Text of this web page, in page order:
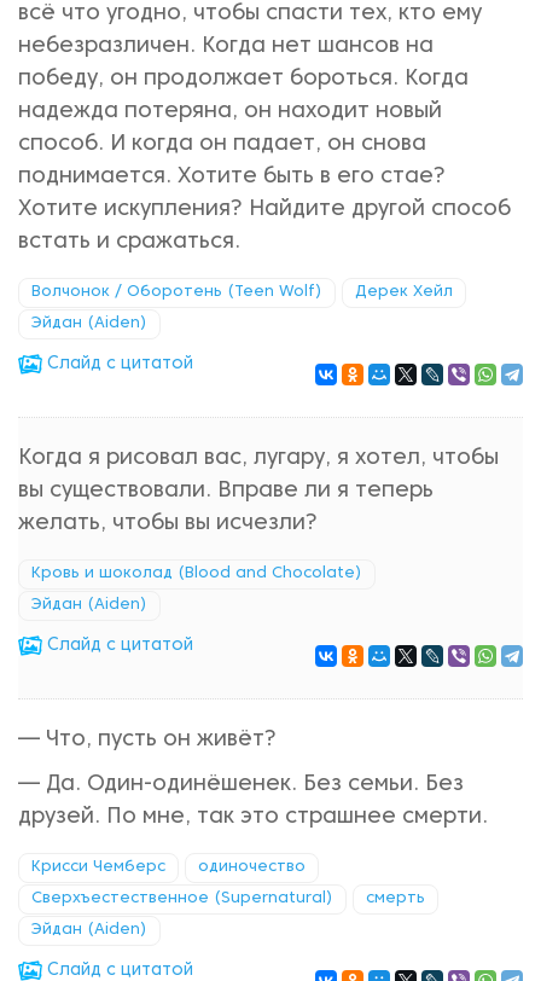
всё что угодно, чтобы спасти тех, кто ему
небезразличен. Когда нет шансов на
победу, он продолжает бороться. Когда
надежда потеряна, он находит новый
способ. И когда он падает, он снова
поднимается. Хотите быть в его стае?
Хотите искупления? Найдите другой способ
встать и сражаться.
Волчонок / Оборотень (Teen Wolf) Дерек Хейл
Эйдан (Aiden)
Cлайд с цитатой
Когда я рисовал вас, лугару, я хотел, чтобы
вы существовали. Вправе ли я теперь
желать, чтобы вы исчезли?
Кровь и шоколад (Blood and Chocolate)
Эйдан (Aiden)
Cлайд с цитатой
— Что, пусть он живёт?
— Да. Один-одинёшенек. Без семьи. Без
друзей. По мне, так это страшнее смерти.
Крисси Чемберс одиночество
Сверхъестественное (Supernatural) смерть
Эйдан (Aiden)
Cлайд с цитатой